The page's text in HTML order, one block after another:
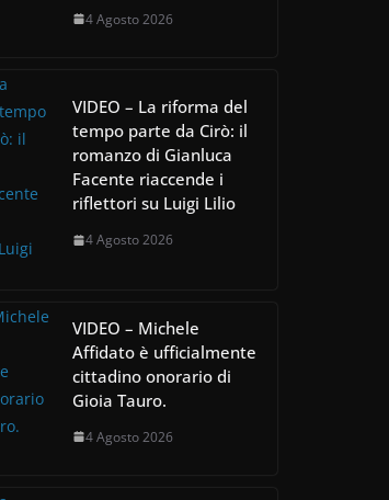
4 Agosto 2026
VIDEO – La riforma del
tempo parte da Cirò: il
romanzo di Gianluca
Facente riaccende i
riflettori su Luigi Lilio
4 Agosto 2026
VIDEO – Michele
Affidato è ufficialmente
cittadino onorario di
Gioia Tauro.
4 Agosto 2026